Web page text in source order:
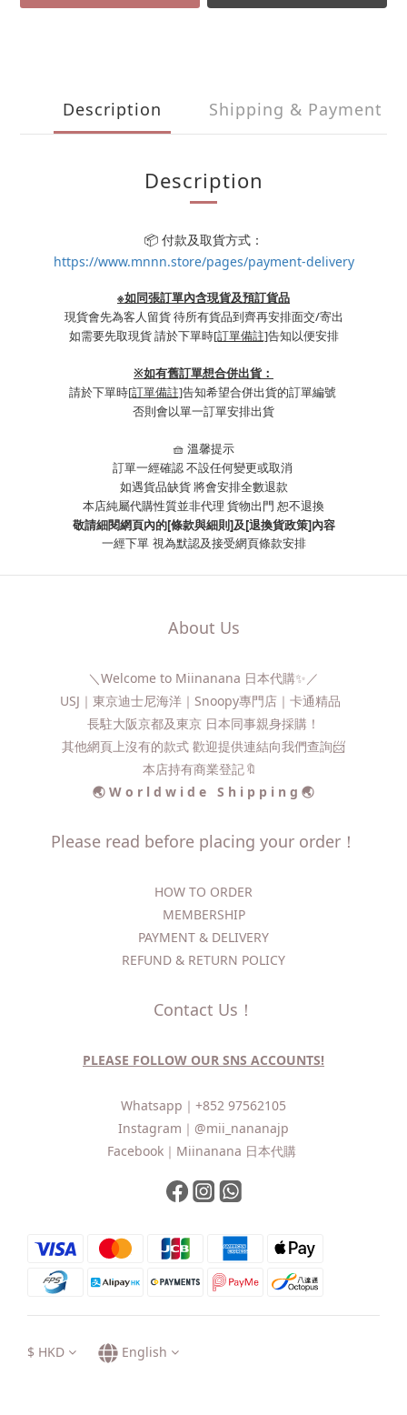
Description Shipping & Payment
Description
📦 付款及取貨方式：
https://www.mnnn.store/pages/payment-delivery
※如同張訂單內含現貨及預訂貨品
現貨會先為客人留貨 待所有貨品到齊再安排面交/寄出
如需要先取現貨 請於下單時[訂單備註]告知以便安排
※如有舊訂單想合併出貨：
請於下單時[訂單備註]告知希望合併出貨的訂單編號
否則會以單一訂單安排出貨
🧺 溫馨提示
訂單一經確認 不設任何變更或取消
如遇貨品缺貨 將會安排全數退款
本店純屬代購性質並非代理 貨物出門 恕不退換
敬請細閱網頁內的[條款與細則]及[退換貨政策]內容
一經下單 視為默認及接受網頁條款安排
About Us
＼Welcome to Miinanana 日本代購✨／
USJ｜東京迪士尼海洋｜Snoopy專門店｜卡通精品
長駐大阪京都及東京 日本同事親身採購！
其他網頁上沒有的款式 歡迎提供連結向我們查詢📨​
本店持有商業登記🔖
🌏 W o r l d w i d e S h i p p i n g 🌏
Please read before placing your order！
HOW TO ORDER​
MEMBERSHIP
PAYMENT & DELIVERY
REFUND & RETURN POLICY
Contact Us！
PLEASE FOLLOW OUR SNS ACCOUNTS!
Whatsapp｜ +852 97562105
Instagram｜ @mii_nananajp
Facebook｜ Miinanana 日本代購
$ HKD English